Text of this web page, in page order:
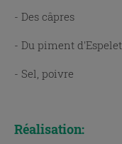
- Des câpres
- Du piment
- Sel, poivre
Réalisation: